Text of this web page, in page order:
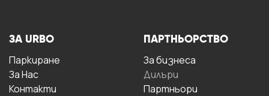
ЗА URBO
Паркиране
За Hас
Контакти
ПАРТНЬОРСТВО
За бизнесa
Дилъри
Партньори